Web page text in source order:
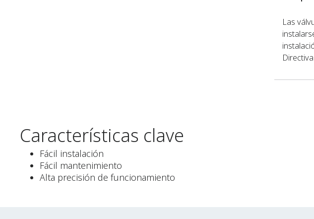
Las
Características clave
Fácil instalación
Fácil mantenimiento
Alta precisión de funcionamiento